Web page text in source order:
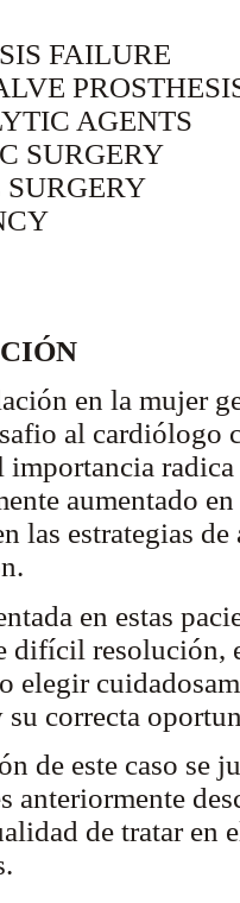
FAILURE
AGENTS
SURGERY
en la mujer
al cardiólogo
importancia
aumentado
las estrategias
en estas
difícil resolución,
elegir
su correcta
de este caso se
anteriormente
de tratar en